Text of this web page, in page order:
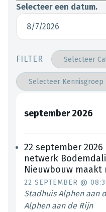
Selecteer een datum.
FILTER
september 2026
22 september 2026
netwerk
Nieuwbouw maakt
22 SEPTEMBER @
Stadhuis Alphen aan
Alphen aan de Rijn